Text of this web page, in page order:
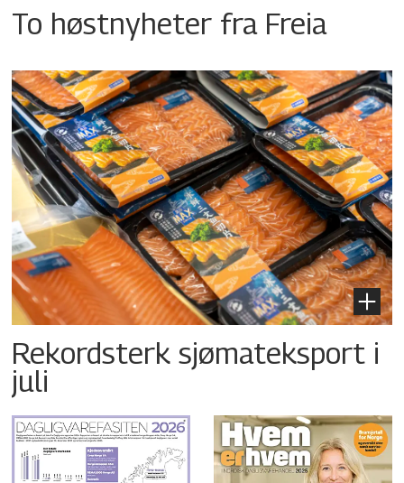
To høstnyheter fra Freia
Rekordsterk sjømateksport i
juli